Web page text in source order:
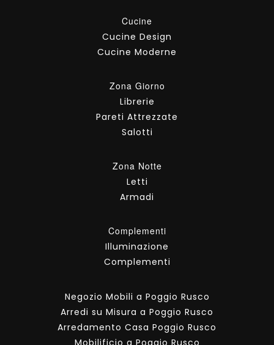
Cucine
Cucine Design
Cucine Moderne
Zona Giorno
Librerie
Pareti Attrezzate
Salotti
Zona Notte
Letti
Armadi
Complementi
Illuminazione
Complementi
Negozio Mobili a Poggio Rusco
Arredi su Misura a Poggio Rusco
Arredamento Casa Poggio Rusco
Mobilificio a Poggio Rusco